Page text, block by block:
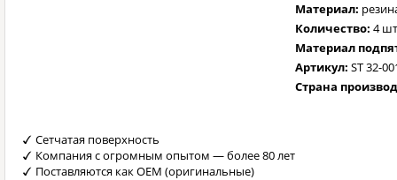
Материал:
Количество:4
Материал
Артикул:ST 32-
Страна
Сетчатая поверхность
Компания с огромным опытом — более 80 лет
Поставляются как OEM (оригинальные)